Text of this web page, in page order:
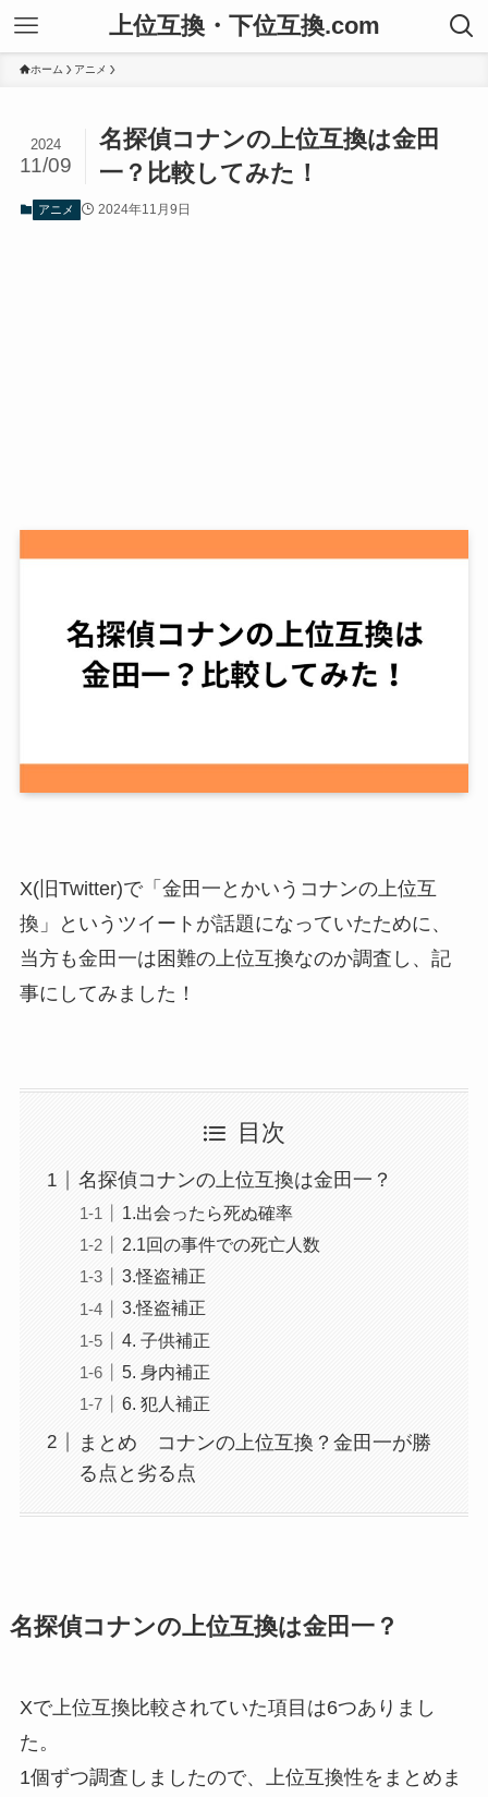
上位互換・下位互換.com
ホーム アニメ
名探偵コナンの上位互換は金田
一？比較してみた！
2024
11/09
アニメ 2024年11月9日
X(旧Twitter)で「金田一とかいうコナンの上位互
換」というツイートが話題になっていたために、
当方も金田一は困難の上位互換なのか調査し、記
事にしてみました！
目次
名探偵コナンの上位互換は金田一？
1.出会ったら死ぬ確率
2.1回の事件での死亡人数
3.怪盗補正
3.怪盗補正
4. 子供補正
5. 身内補正
6. 犯人補正
まとめ コナンの上位互換？金田一が勝
る点と劣る点
名探偵コナンの上位互換は金田一？
Xで上位互換比較されていた項目は6つありまし
た。
1個ずつ調査しましたので、上位互換性をまとめま